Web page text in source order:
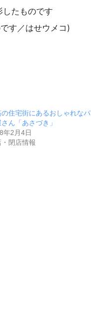
たものです
す／はせウメコ)
の住宅街にあるおしゃれなパ
さん「あさづき」
年2月4日
・閉店情報